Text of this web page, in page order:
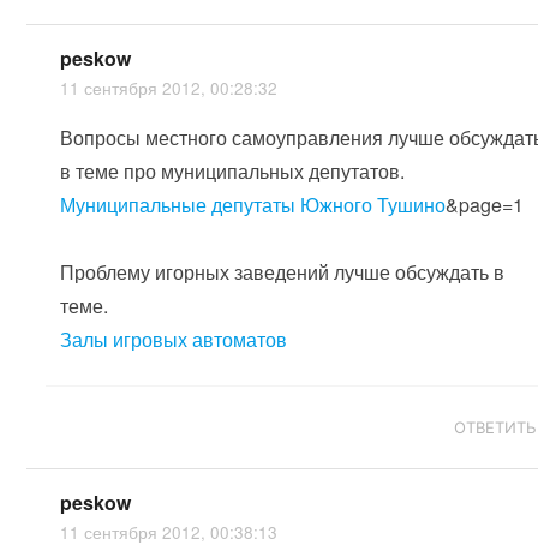
peskow
11 сентября 2012, 00:28:32
Вопросы местного самоуправления лучше
в теме про муниципальных депутатов.
Муниципальные депутаты Южного Тушино&page=1
Проблему игорных заведений лучше обсуждать в
теме.
Залы игровых автоматов
ОТВЕТИТЬ
peskow
11 сентября 2012, 00:38:13